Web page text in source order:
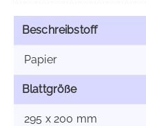
Beschreibstoff
Papier
Blattgröße
295 x 200 mm